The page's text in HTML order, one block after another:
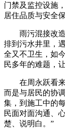
门禁及监控设施
居住品质与安全
雨污混接改造
排到污水井里，
全又不卫生，如
民多年的难题，
在周永跃看来
而是与居民的协
集，到施工中的
民面对面沟通、
楚、说明白。”